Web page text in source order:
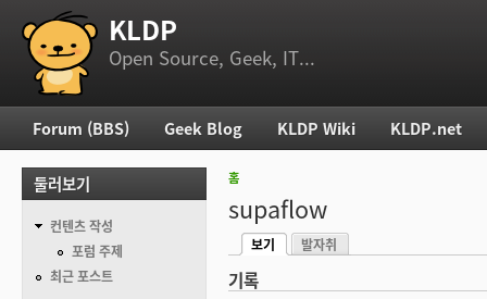
부 메뉴 KLDP
Open Source, Geek, IT...
현재 위치
홈
supaflow
기본탭
보기
발자취
기록
주 메뉴
Forum (BBS) Geek Blog KLDP Wiki KLDP.net
둘러보기
컨텐츠 작성
포럼 주제
최근 포스트